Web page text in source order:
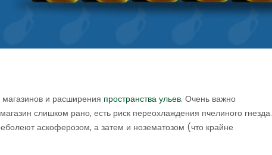
и расширения пространства ульев. Очень важно
слишком рано, есть риск переохлаждения пчелиного гнезда.
аскоферозом, а затем и нозематозом (что крайне